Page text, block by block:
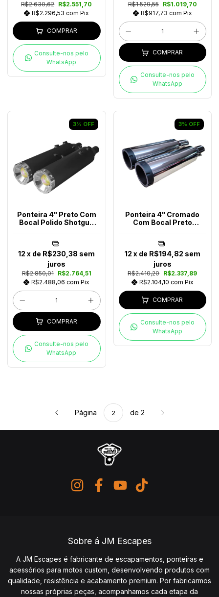
R$2.630,62 R$2.551,70
R$2.296,53com Pix
COMPRAR
Consulte-nos pelo
WhatsApp
R$1.529,55
R$1.019,70
R$917,73 com Pix
COMPRAR
Consulte-nos pelo
WhatsApp
3% OFF
Ponteira 4" Preto Com
Bocal Polido Shotgun
R$2.850,01
R$2.764,51
R$2.488,06com Pix
12 x de R$230,38 sem
juros
COMPRAR
Consulte-nos pelo
WhatsApp
3% OFF
Ponteira 4" Cromado
Com Bocal Preto
R$2.410,20 R$2.337,89
R$2.104,10 com Pix
12 x de R$194,82 sem
juros
COMPRAR
Consulte-nos pelo
WhatsApp
Página de 2
Sobre á JM Escapes
A JM Escapes é fabricante de escapamentos, ponteiras e
acessórios para motos custom, desenvolvendo produtos com
qualidade, resistência e acabamento premium. Por fabricarmos
nossas próprias peças, acompanhamos cada etapa da